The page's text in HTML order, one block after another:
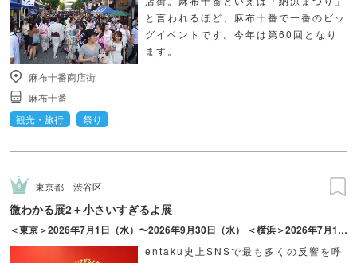
と言われるほど、麻布十番で一番のビッ
グイベントです。今年は第60回となり
ます。
麻布十番商店街
麻布十番
観光・旅行
祭り
東京都 渋谷区
微わかる展2＋小さいすぎるよ展
＜東京＞2026年7月1日（水）〜2026年9月30日（水） ＜横浜＞2026年7月17日（金）〜2026年10月18日（日）
entaku史上SNSで最も多くの反響を呼